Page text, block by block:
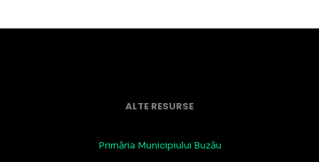
ALTE RESURSE
Primăria Municipiului Buzău